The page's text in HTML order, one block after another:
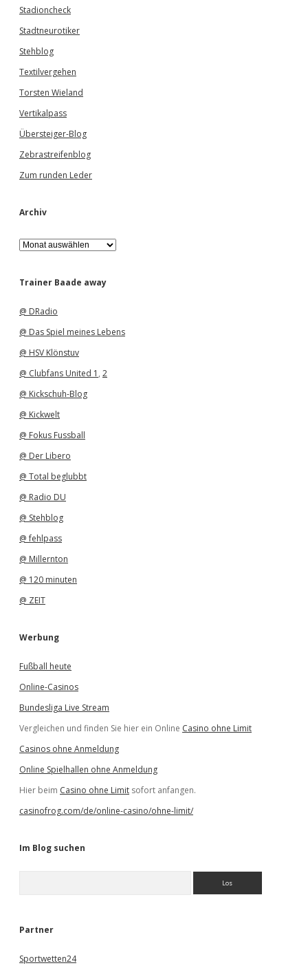
Stadioncheck
Stadtneurotiker
Stehblog
Textilvergehen
Torsten Wieland
Vertikalpass
Übersteiger-Blog
Zebrastreifenblog
Zum runden Leder
Archiv
A
r
h
Trainer Baade away
@ DRadio
@ Das Spiel meines Lebens
@ HSV Klönstuv
@ Clubfans United 1 , 2
@ Kickschuh-Blog
@ Kickwelt
@ Fokus Fussball
@ Der Libero
@ Total beglubbt
@ Radio DU
@ Stehblog
@ fehlpass
@ Millernton
@ 120 minuten
@ ZEIT
Werbung
Fußball heute
Online-Casinos
Bundesliga Live Stream
Vergleichen und finden Sie hier ein Online Casino ohne Limit
Casinos ohne Anmeldung
Online Spielhallen ohne Anmeldung
Hier beim Casino ohne Limit sofort anfangen.
casinofrog.com/de/online-casino/ohne-limit/
Im Blog suchen
e
Partner
Sportwetten24